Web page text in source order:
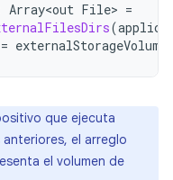
Array<out File> =
(
=
que ejecuta
anteriores, el arreglo
el volumen de